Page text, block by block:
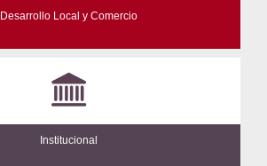
Desarrollo Local y Comercio
Institucional